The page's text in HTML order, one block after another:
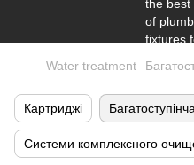
Water treatment
Картриджі
Системи комплексного